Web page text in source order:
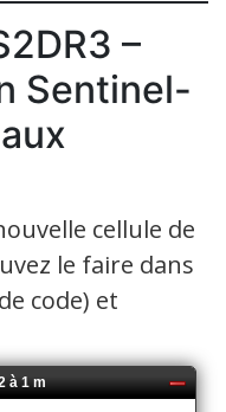
–
Sentinel-
cellule de
le faire dans
code) et
à 1 m